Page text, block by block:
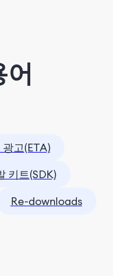
어
고(ETA)
키트(SDK)
Re-downloads